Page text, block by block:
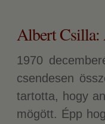
Albert Csilla:
1970
csendesen
tartotta, hogy
mögött. Épp